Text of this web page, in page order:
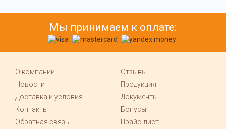
Мы принимаем к оплате:
О компании
Отзывы
Новости
Продукция
Доставка и условия
Документы
Контакты
Бонусы
Обратная связь
Прайс-лист